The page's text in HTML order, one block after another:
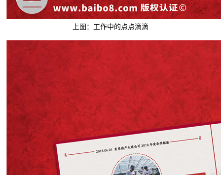
上图：工作中的点点滴滴